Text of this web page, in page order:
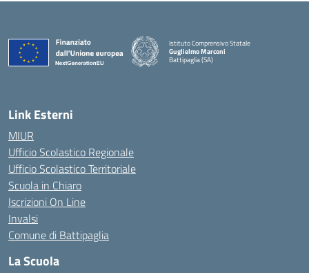
Istituto Comprensivo Statale
Guglielmo Marconi
Battipaglia (SA)
— Visita la pagina iniziale della scuola
Link Esterni
MIUR
Ufficio Scolastico Regionale
Ufficio Scolastico Territoriale
Scuola in Chiaro
Iscrizioni On Line
Invalsi
Comune di Battipaglia
La Scuola